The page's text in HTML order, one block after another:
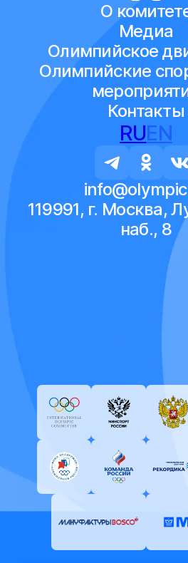
О
Медиа
Олимпийское
Олимпийские
Контакты
RUEN
119991, г. Москва,
наб., 8